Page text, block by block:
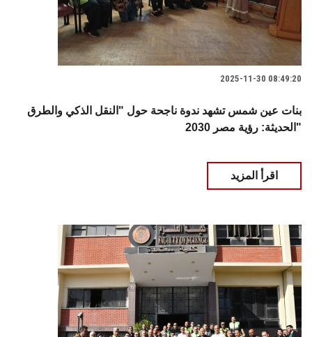
2025-11-30 08:49:20
بنات عين شمس تشهد ندوة ناجحة حول "النقل الذكي والطرق
الحديثة: رؤية مصر 2030"
اقرأ المزيد